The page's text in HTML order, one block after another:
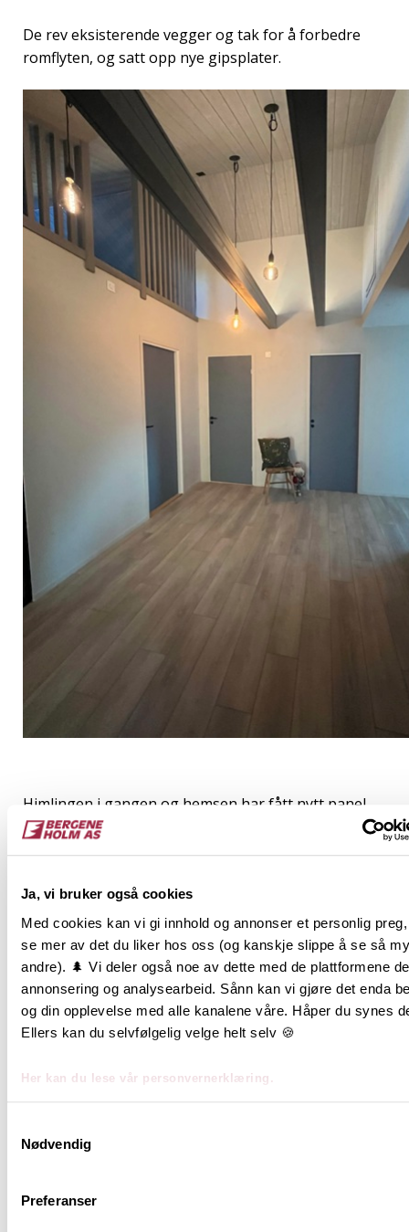
Ja, vi bruker også cookies
Med cookies kan vi gi innhold og annonser et personlig
se mer av det du liker hos oss (og kanskje slippe å se så
andre). 🌲 Vi deler også noe av dette med de plattformene
annonsering og analysearbeid. Sånn kan vi gjøre det enda
og din opplevelse med alle kanalene våre. Håper du synes
Ellers kan du selvfølgelig velge helt selv 🍪
Her kan du lese vår personvernerklæring.
Nødvendig
Preferanser
De rev eksisterende vegger og tak for å forbedre
romflyten, og satt opp nye gipsplater.
Himlingen i gangen og hemsen har fått nytt panel,
som harmonerer med spiler og bjelker.
materialer komplementerer hverandre. I taket i
gangen og over hemsen er det brukt panel. Fargen
på panelet går igjen i spiler og bjelker.
Denne renoveringen illustrerer hvordan
gjennomtenkte materialvalg kan transformere et
hus til et funksjonelt og estetisk hjem.
Trematerialer brukt i prosjektet